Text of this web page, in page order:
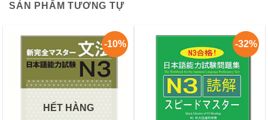
SẢN PHẨM TƯƠNG TỰ
-10%
HẾT HÀNG
-32%